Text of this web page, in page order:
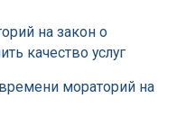
на закон о
качество услуг
мораторий на